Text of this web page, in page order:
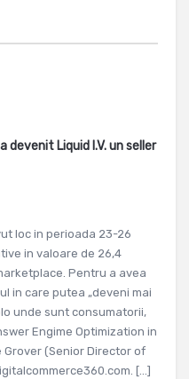
devenit Liquid I.V. un seller
loc in perioada 23-26
in valoare de 26,4
Pentru a avea
in care putea „deveni mai
unde sunt consumatorii,
Engime Optimization in
(Senior Director of
[…]